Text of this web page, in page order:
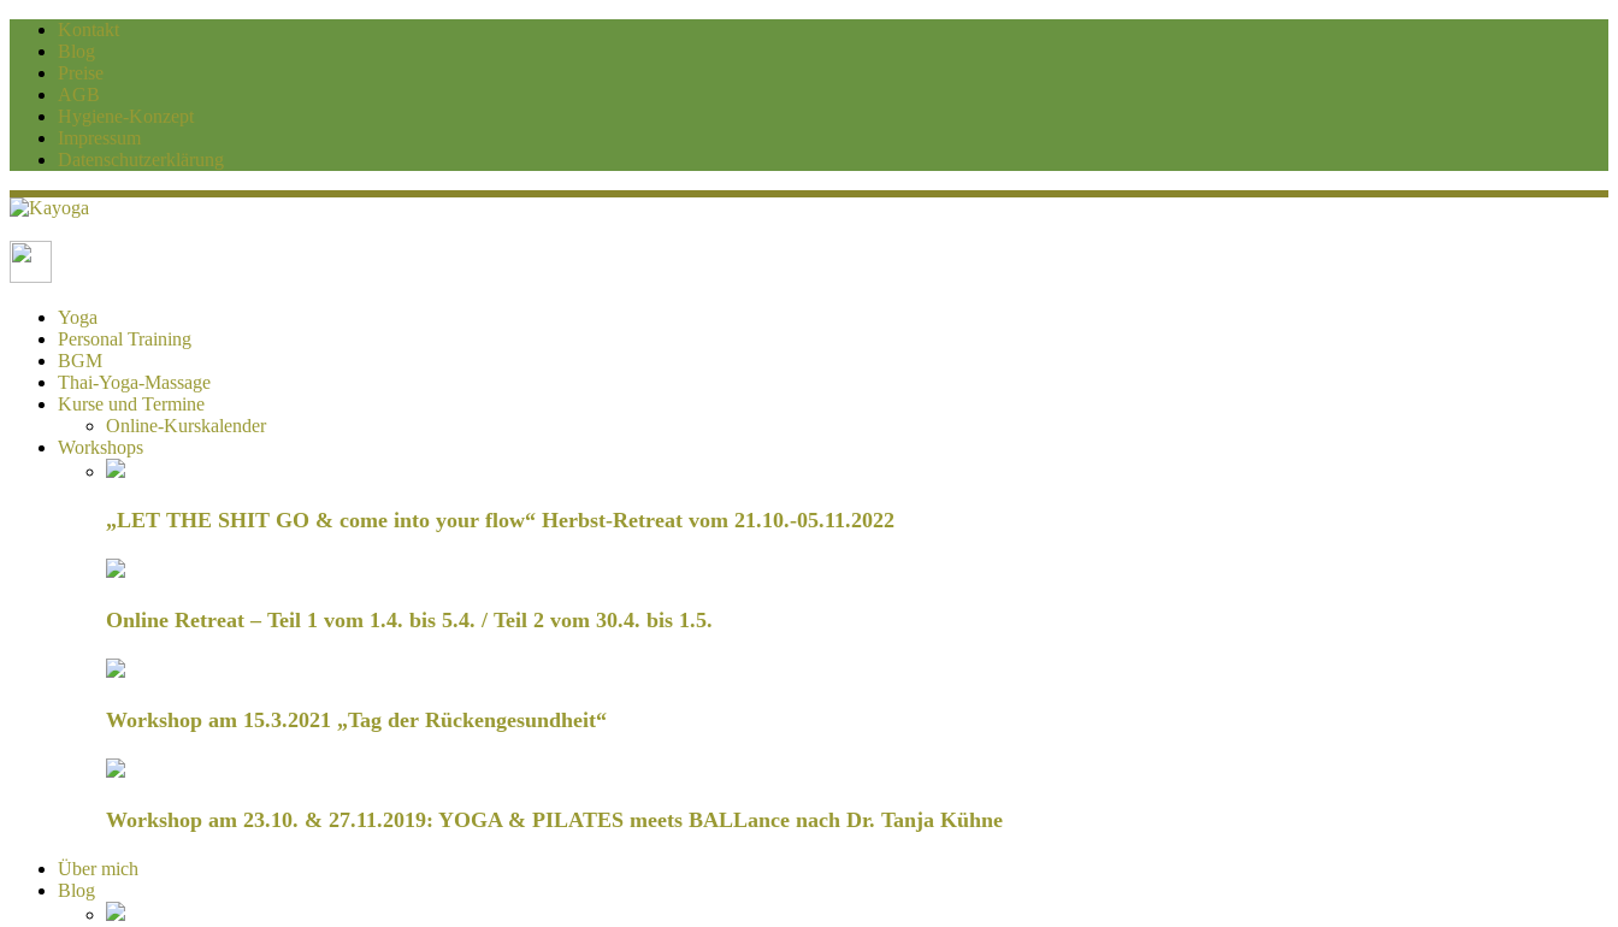
Kontakt
Blog
Preise
AGB
Hygiene-Konzept
Impressum
Datenschutzerklärung
Kayoga
Yoga und Personaltraining Duisburg
Yoga
Personal Training
BGM
Thai-Yoga-Massage
Kurse und Termine
Online-Kurskalender
Workshops
„LET THE SHIT GO & come into your flow“ Herbst-Retreat vom 21.10.-05.11.2022
Online Retreat – Teil 1 vom 1.4. bis 5.4. / Teil 2 vom 30.4. bis 1.5.
Workshop am 15.3.2021 „Tag der Rückengesundheit“
Workshop am 23.10. & 27.11.2019: YOGA & PILATES meets BALLance nach Dr. Tanja Kühne
Über mich
Blog